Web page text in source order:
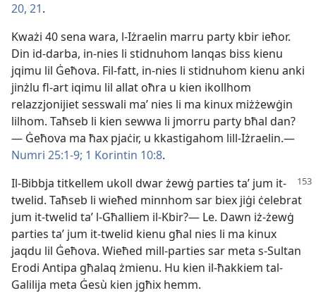
20, 21.
Kważi 40 sena wara, l-​Iżraelin marru party kbir ieħor.
Din id-​darba, in-​nies li stidnuhom lanqas biss kienu
jqimu lil Ġeħova. Fil-​fatt, in-​nies li stidnuhom kienu anki
jinżlu fl-​art iqimu lil allat oħra u kien ikollhom
relazzjonijiet sesswali maʼ nies li ma kinux miżżewġin
lilhom. Taħseb li kien sewwa li jmorru party bħal dan?
— Ġeħova ma ħax pjaċir, u kkastigahom lill-​Iżraelin.​—
Numri 25:​1-9; 1 Korintin 10:8.
Il-​Bibbja titkellem ukoll dwar żewġ parties taʼ jum it-​
twelid. Taħseb li wieħed minnhom sar biex jiġi ċelebrat
jum it-​twelid taʼ l-​Għalliem il-​Kbir?— Le. Dawn iż-​żewġ
parties taʼ jum it-​twelid kienu għal nies li ma kinux
jaqdu lil Ġeħova. Wieħed mill-​parties sar meta s-​Sultan
Erodi Antipa għalaq żmienu. Hu kien il-​ħakkiem tal-​
Galilija meta Ġesù kien jgħix hemm.